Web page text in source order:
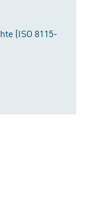
(ISO 8115-